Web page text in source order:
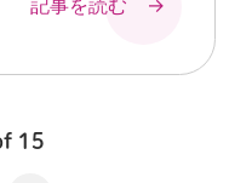
記事を読む →
15